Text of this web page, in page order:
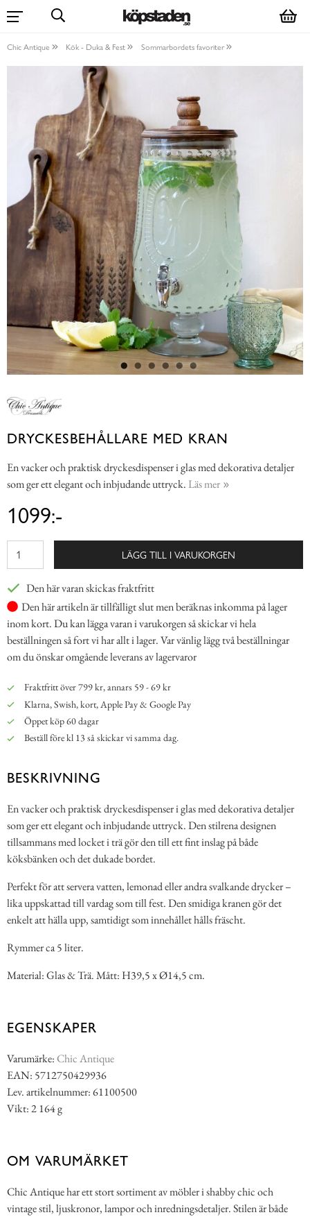
Chic Antique Kök - Duka & Fest Sommarbordets favoriter
DRYCKESBEHÅLLARE MED KRAN
En vacker och praktisk dryckesdispenser i glas med dekorativa detaljer
som ger ett elegant och inbjudande uttryck. Läs mer
1099:-
LÄGG TILL I VARUKORGEN
Den här varan skickas fraktfritt
Den här artikeln är tillfälligt slut men beräknas inkomma på lager
inom kort. Du kan lägga varan i varukorgen så skickar vi hela
beställningen så fort vi har allt i lager. Var vänlig lägg två beställningar
om du önskar omgående leverans av lagervaror
Fraktfritt över 799 kr, annars 59 - 69 kr
Klarna, Swish, kort, Apple Pay & Google Pay
Öppet köp 60 dagar
Beställ före kl 13 så skickar vi samma dag.
BESKRIVNING
En vacker och praktisk dryckesdispenser i glas med dekorativa detaljer
som ger ett elegant och inbjudande uttryck. Den stilrena designen
tillsammans med locket i trä gör den till ett fint inslag på både
köksbänken och det dukade bordet.
Perfekt för att servera vatten, lemonad eller andra svalkande drycker –
lika uppskattad till vardag som till fest. Den smidiga kranen gör det
enkelt att hälla upp, samtidigt som innehållet hålls fräscht.
Rymmer ca 5 liter.
Material: Glas & Trä. Mått: H39,5 x Ø14,5 cm.
EGENSKAPER
Varumärke:Chic Antique
EAN: 5712750429936
Lev. artikelnummer: 61100500
Vikt: 2 164 g
OM VARUMÄRKET
Chic Antique har ett stort sortiment av möbler i shabby chic och
vintage stil, ljuskronor, lampor och inredningsdetaljer. Stilen är både